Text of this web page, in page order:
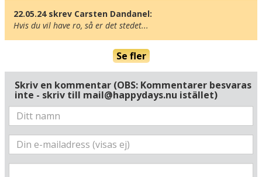
Här ligger hotellet
Visa alla Happydays hotell i Sverige
Flygplatser
Museer
22.05.24 skrev Carsten Dandanel:
Hvis du vil have ro, så er det stedet...
Se fler
Skriv en kommentar (OBS: Kommentarer besvaras
inte - skriv till mail@happydays.nu istället)